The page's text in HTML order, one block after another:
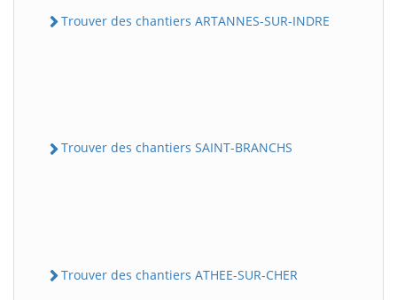
Trouver des chantiers ARTANNES-SUR-INDRE
Trouver des chantiers SAINT-BRANCHS
Trouver des chantiers ATHEE-SUR-CHER